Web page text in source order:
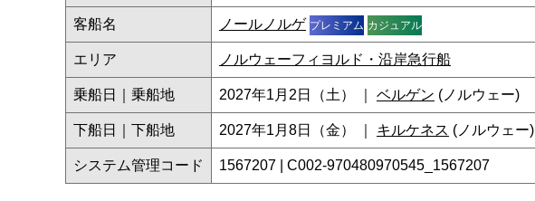
客船名 ノールノルゲ プレミアム カジュアル
エリア ノルウェーフィヨルド・沿岸急行船
乗船日｜乗船地 2027年1月2日（土） ｜ ベルゲン (ノルウェー)
下船日｜下船地 2027年1月8日（金） ｜ キルケネス (ノルウェー)
システム管理コード 1567207 | C002-970480970545_1567207